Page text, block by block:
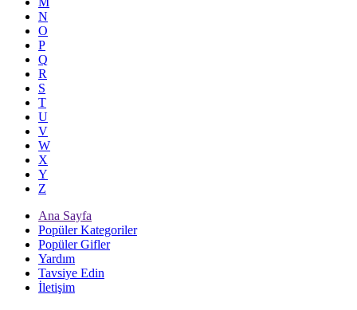
N
O
P
Q
R
S
T
U
V
W
X
Y
Z
Ana Sayfa
Popüler Kategoriler
Popüler Gifler
Yardım
Tavsiye Edin
İletişim